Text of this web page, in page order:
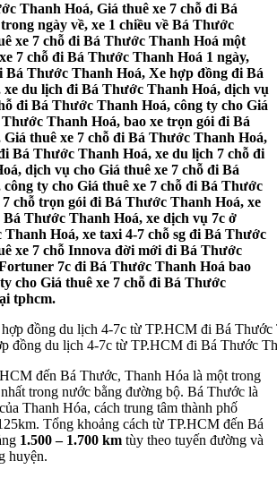
Thanh Hoá, Giá thuê xe 7 chỗ đi Bá
ngày về, xe 1 chiều về Bá Thước
xe 7 chỗ đi Bá Thước Thanh Hoá một
7 chỗ đi Bá Thước Thanh Hoá 1 ngày,
Bá Thước Thanh Hoá, Xe hợp đồng đi Bá
du lịch đi Bá Thước Thanh Hoá, dịch vụ
đi Bá Thước Thanh Hoá, công ty cho Giá
Thanh Hoá, bao xe trọn gói đi Bá
thuê xe 7 chỗ đi Bá Thước Thanh Hoá,
Bá Thước Thanh Hoá, xe du lịch 7 chỗ đi
dịch vụ cho Giá thuê xe 7 chỗ đi Bá
ty cho Giá thuê xe 7 chỗ đi Bá Thước
chỗ trọn gói đi Bá Thước Thanh Hoá, xe
Bá Thước Thanh Hoá, xe dịch vụ 7c ở
Hoá, xe taxi 4-7 chỗ sg đi Bá Thước
xe 7 chỗ Innova đời mới đi Bá Thước
7c đi Bá Thước Thanh Hoá bao
cho Giá thuê xe 7 chỗ đi Bá Thước
tphcm.
đồng du lịch 4-7c từ TP.HCM đi Bá Thước
đến Bá Thước, Thanh Hóa là một trong
trong nước bằng đường bộ. Bá Thước là
Thanh Hóa, cách trung tâm thành phố
Tổng khoảng cách từ TP.HCM đến Bá
1.500 – 1.700 km tùy theo tuyến đường và
huyện.